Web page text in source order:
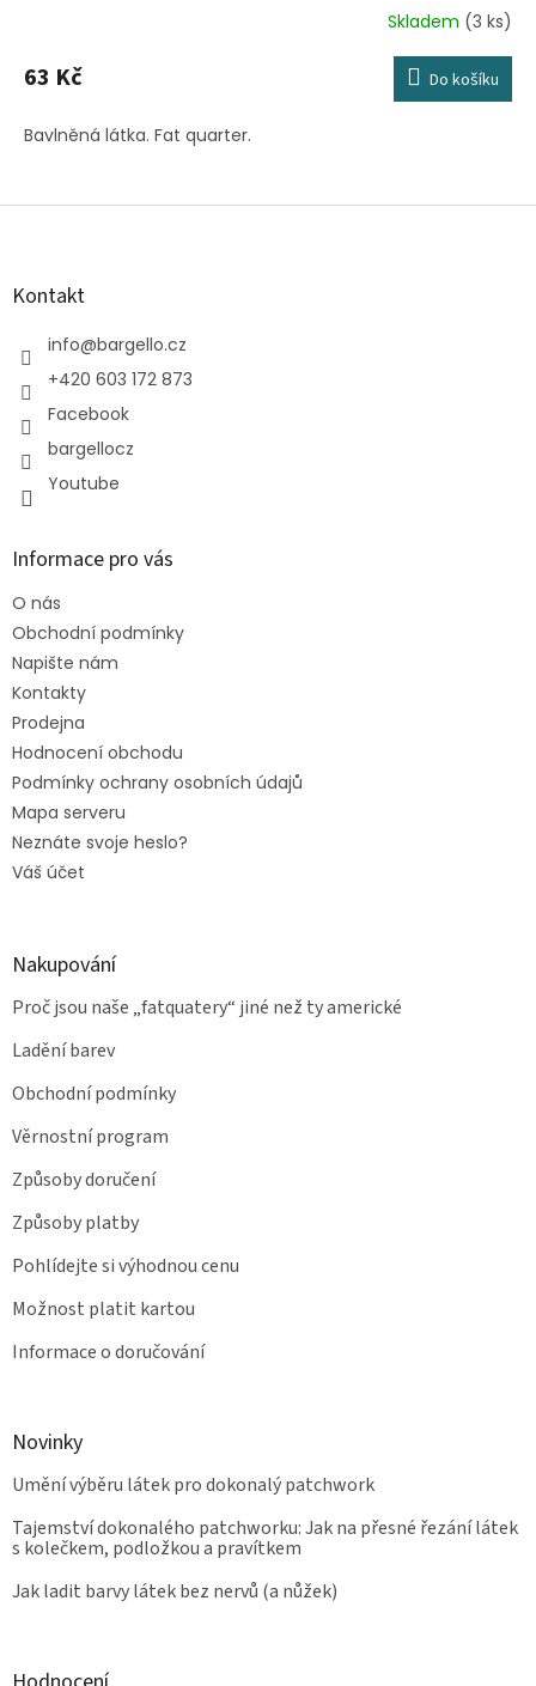
Skladem (3 ks)
63 Kč Do košíku
Bavlněná látka. Fat quarter.
Z
Kontakt
info@bargello.cz
+420 603 172 873
Facebook
bargellocz
Youtube
Informace pro vás
O nás
Obchodní podmínky
Napište nám
Kontakty
Prodejna
Hodnocení obchodu
Podmínky ochrany osobních údajů
Mapa serveru
Neznáte svoje heslo?
Váš účet
Nakupování
Proč jsou naše „fatquatery“ jiné než ty americké
Ladění barev
Obchodní podmínky
Věrnostní program
Způsoby doručení
Způsoby platby
Pohlídejte si výhodnou cenu
Možnost platit kartou
Informace o doručování
Novinky
Umění výběru látek pro dokonalý patchwork
Tajemství dokonalého patchworku: Jak na přesné řezání látek
s kolečkem, podložkou a pravítkem
Jak ladit barvy látek bez nervů (a nůžek)